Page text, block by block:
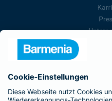
Affiliate-